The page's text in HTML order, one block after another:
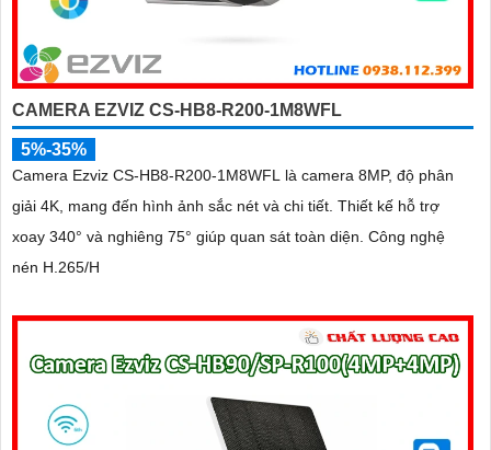
CAMERA EZVIZ CS-HB8-R200-1M8WFL
5%-35%
Camera Ezviz CS-HB8-R200-1M8WFL là camera 8MP, độ phân
giải 4K, mang đến hình ảnh sắc nét và chi tiết. Thiết kế hỗ trợ
xoay 340° và nghiêng 75° giúp quan sát toàn diện. Công nghệ
nén H.265/H